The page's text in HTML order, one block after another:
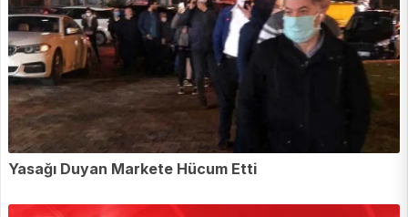
Yasağı Duyan Markete Hücum Etti